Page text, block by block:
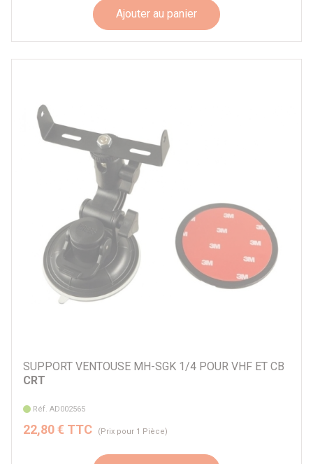
Ajouter au panier
SUPPORT VENTOUSE MH-SGK 1/4 POUR VHF ET CB
CRT
Réf. AD002565
22,80 € TTC (Prix pour 1 Pièce)